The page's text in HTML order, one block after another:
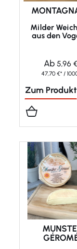
Milder
aus den
Ab 5,96
47,70 €* /
Zum Produkt